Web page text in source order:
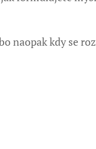
naopak kdy se